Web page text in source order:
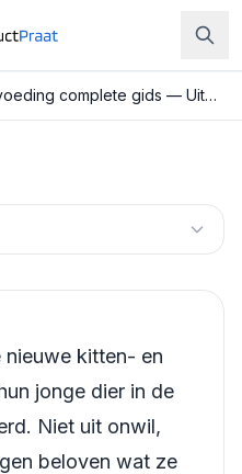
Kittens en puppies voeding complete gids — Uitgebreid Overzicht 2026
kitten- en
jonge dier in de
Niet uit onwil,
beloven wat ze